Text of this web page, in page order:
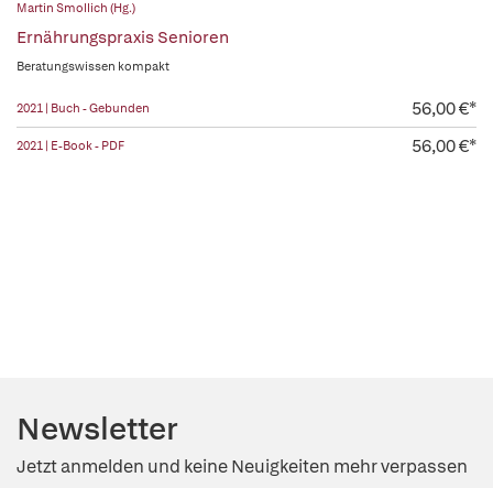
Martin Smollich (Hg.)
Ernährungspraxis Senioren
Beratungswissen kompakt
2021 | Buch - Gebunden 56,00 €*
2021 | E-Book - PDF 56,00 €*
Newsletter
Jetzt anmelden und keine Neuigkeiten mehr verpassen